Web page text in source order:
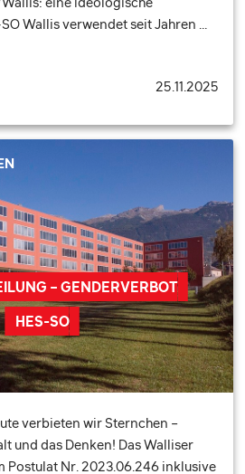
Wallis verwendet seit Jahren …
25.11.2025
– GENDERVERBOT
HES-SO
verbieten wir Sternchen –
und das Denken! Das Walliser
Postulat Nr. 2023.06.246 inklusive